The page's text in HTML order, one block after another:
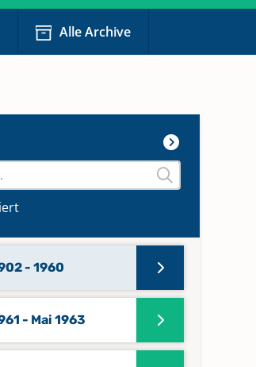
Alle Archive
- 1960
- Mai 1963